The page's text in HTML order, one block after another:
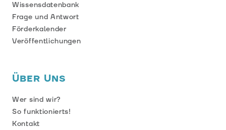
Über Uns
Wissensdatenbank
Frage und Antwort
Förderkalender
Veröffentlichungen
Wer sind wir?
So funktionierts!
Kontakt